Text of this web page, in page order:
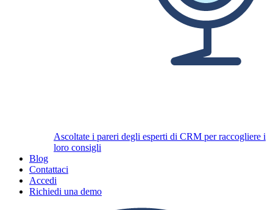
Ascoltate i pareri degli esperti di CRM per raccogliere i
loro consigli
Blog
Contattaci
Accedi
Richiedi una demo